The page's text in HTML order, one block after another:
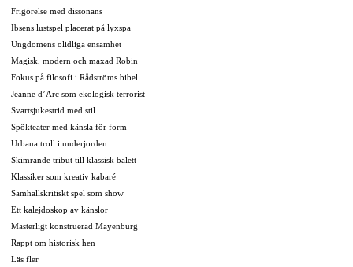
Frigörelse med dissonans
Ibsens lustspel placerat på lyxspa
Ungdomens olidliga ensamhet
Magisk, modern och maxad Robin
Fokus på filosofi i Rådströms bibel
Jeanne d’Arc som ekologisk terrorist
Svartsjukestrid med stil
Spökteater med känsla för form
Urbana troll i underjorden
Skimrande tribut till klassisk balett
Klassiker som kreativ kabaré
Samhällskritiskt spel som show
Ett kalejdoskop av känslor
Mästerligt konstruerad Mayenburg
Rappt om historisk hen
Läs fler